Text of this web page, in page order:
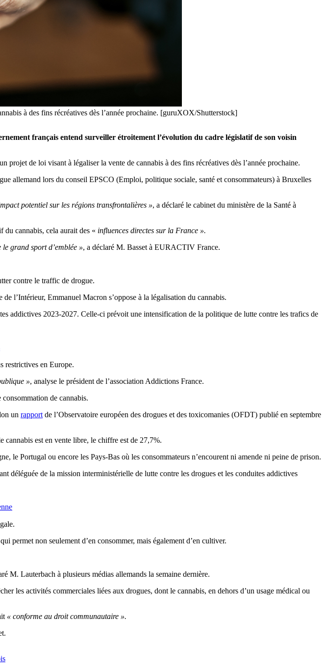
à des fins récréatives dès l’année prochaine. [guruXOX/Shutterstock]
français entend surveiller étroitement l’évolution du cadre législatif de son voisin
de loi visant à légaliser la vente de cannabis à des fins récréatives dès l’année prochaine.
allemand lors du conseil EPSCO (Emploi, politique sociale, santé et consommateurs) à Bruxelles
potentiel sur les régions transfrontalières », a déclaré le cabinet du ministère de la Santé à
du cannabis, cela aurait des « influences directes sur la France ».
grand sport d’emblée », a déclaré M. Basset à EURACTIV France.
contre le traffic de drogue.
l’Intérieur, Emmanuel Macron s’oppose à la légalisation du cannabis.
addictives 2023-2027. Celle-ci prévoit une intensification de la politique de lutte contre les trafics de
restrictives en Europe.
», analyse le président de l’association Addictions France.
de cannabis.
un rapport de l’Observatoire européen des drogues et des toxicomanies (OFDT) publié en septembre
est en vente libre, le chiffre est de 27,7%.
le Portugal ou encore les Pays-Bas où les consommateurs n’encourent ni amende ni peine de prison.
déléguée de la mission interministérielle de lutte contre les drogues et les conduites addictives
permet non seulement d’en consommer, mais également d’en cultiver.
M. Lauterbach à plusieurs médias allemands la semaine dernière.
les activités commerciales liées aux drogues, dont le cannabis, en dehors d’un usage médical ou
« conforme au droit communautaire ».